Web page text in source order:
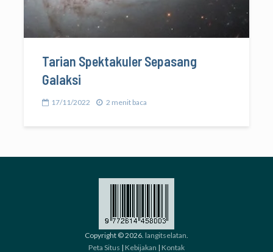
Tarian Spektakuler Sepasang
Galaksi
17/11/2022 2 menit baca
Copyright © 2026. langitselatan
Peta Situs | Kebijakan | Kontak